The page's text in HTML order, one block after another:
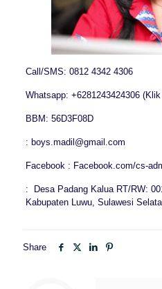
Call/SMS: 0812 4342 4306
Whatsapp: +6281243424306
BBM: 56D3F08D
: boys.madil@gmail.com
Facebook : Facebook.com/cs-
: Desa Padang Kalua RT/RW:
Kabupaten Luwu, Sulawesi
Share